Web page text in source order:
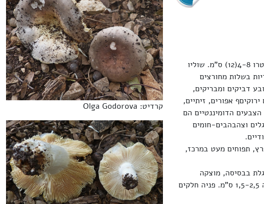
הכובע בתחילה כיפתי, קמור ונעשה שטוח, שקוע במרכזו, מוצק ובשרני, קוטרו 4-8(12) ס"מ. שוליו
בשלות מחורצים
דביקים ומבריקים,
אפורים, זיתיים,
הדומיננטיים הם
וצהבהבים-חומים
תפוחים מעט במרכז,
בבסיסה, מוצקה
בפטריות צעירות אך נעשית ספוגית בפנים עם הזמן. גובהה 3-8 ס"מ, עוביה 1,5-2,5 ס"מ. פניה חלקים
קרדיט: Olga Godorova